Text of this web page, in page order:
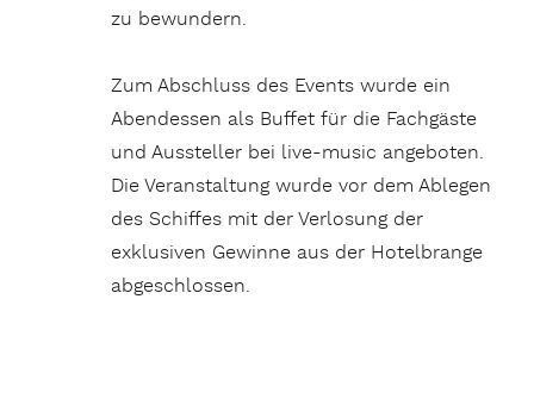
zu bewundern.
Zum Abschluss des Events wurde ein
Abendessen als Buffet für die Fachgäste
und Aussteller bei live-music angeboten.
Die Veranstaltung wurde vor dem Ablegen
des Schiffes mit der Verlosung der
exklusiven Gewinne aus der Hotelbrange
abgeschlossen.